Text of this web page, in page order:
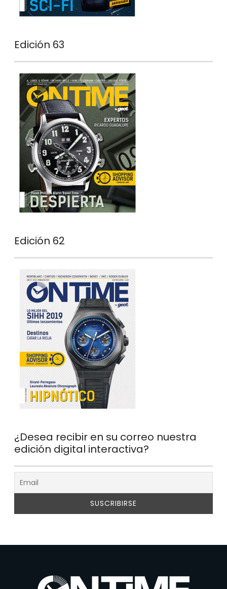
Edición 63
Edición 62
¿Desea recibir en su correo nuestra
edición digital interactiva?